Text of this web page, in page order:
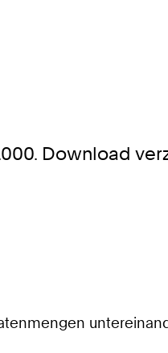
Download